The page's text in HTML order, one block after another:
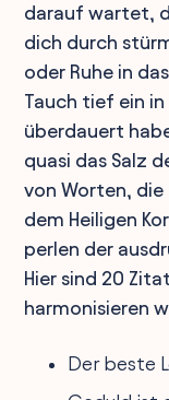
darauf wartet,
dich durch
oder Ruhe in
Tauch tief ein
überdauert
quasi das Salz
von Worten, die
dem Heiligen
perlen der
Hier sind 20
harmonisieren
Der beste